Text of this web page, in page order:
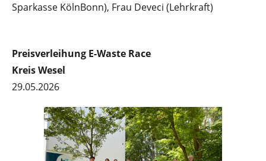
Sparkasse KölnBonn), Frau Deveci (Lehrkraft)
Preisverleihung E-Waste Race
Kreis Wesel
29.05.2026